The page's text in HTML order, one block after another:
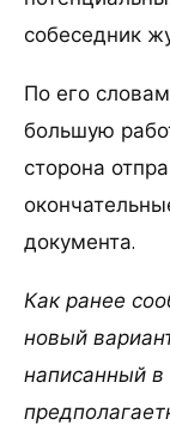
собеседник
По его
большую
сторона
документа.
Как ранее
новый
написанный